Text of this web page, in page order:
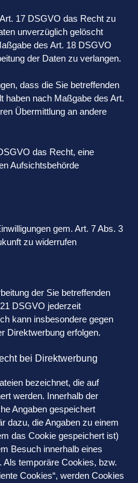
17 DSGVO das Recht zu
unverzüglich gelöscht
des Art. 18 DSGVO
der Daten zu verlangen.
dass die Sie betreffenden
haben nach Maßgabe des Art.
Übermittlung an andere
das Recht, eine
Aufsichtsbehörde
gem. Art. 7 Abs. 3
zu widerrufen
der Sie betreffenden
DSGVO jederzeit
kann insbesondere gegen
Direktwerbung erfolgen.
bei Direktwerbung
bezeichnet, die auf
werden. Innerhalb der
Angaben gespeichert
dazu, die Angaben zu einem
das Cookie gespeichert ist)
Besuch innerhalb eines
temporäre Cookies, bzw.
Cookies“, werden Cookies